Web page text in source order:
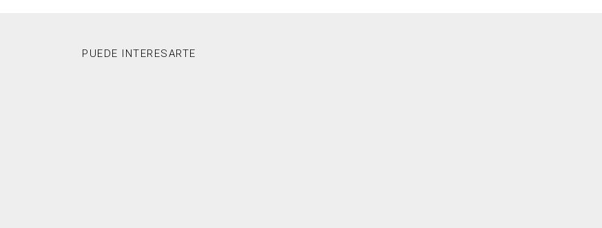
PUEDE INTERESARTE